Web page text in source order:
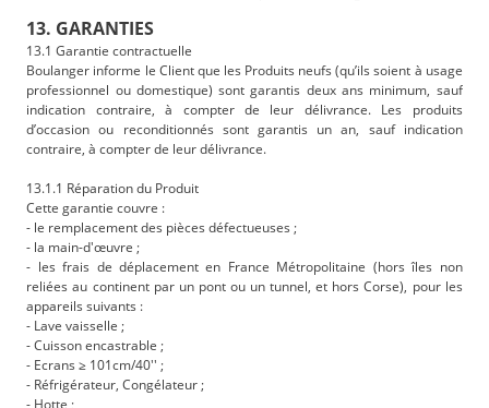
13. GARANTIES
13.1 Garantie contractuelle
Boulanger informe le Client que les Produits neufs (qu’ils soient à usage
professionnel ou domestique) sont garantis deux ans minimum, sauf
indication contraire, à compter de leur délivrance. Les produits
d’occasion ou reconditionnés sont garantis un an, sauf indication
contraire, à compter de leur délivrance.
13.1.1 Réparation du Produit
Cette garantie couvre :
- le remplacement des pièces défectueuses ;
- la main-d'œuvre ;
- les frais de déplacement en France Métropolitaine (hors îles non
reliées au continent par un pont ou un tunnel, et hors Corse), pour les
appareils suivants :
- Lave vaisselle ;
- Cuisson encastrable ;
- Ecrans ≥ 101cm/40'' ;
- Réfrigérateur, Congélateur ;